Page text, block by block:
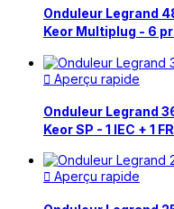
Onduleur Legrand
Keor Multiplug - 6
 Aperçu rapide
Onduleur Legrand
Keor SP - 1 IEC + 1
 Aperçu rapide